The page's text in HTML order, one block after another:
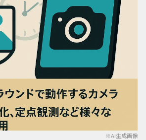
※AI生成画像